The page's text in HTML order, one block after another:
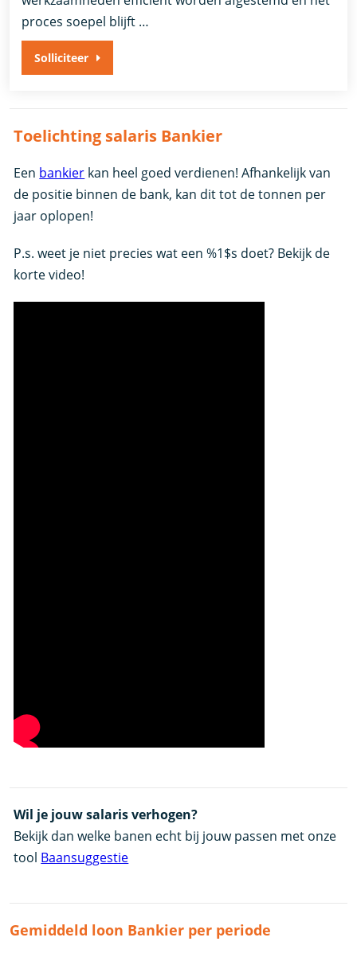
proces soepel blijft …
Solliciteer
Toelichting salaris Bankier
Een bankier kan heel goed verdienen! Afhankelijk van
de positie binnen de bank, kan dit tot de tonnen per
jaar oplopen!
P.s. weet je niet precies wat een %1$s doet? Bekijk de
korte video!
Wil je jouw salaris verhogen?
Bekijk dan welke banen echt bij jouw passen met onze
tool Baansuggestie
Gemiddeld loon Bankier per periode